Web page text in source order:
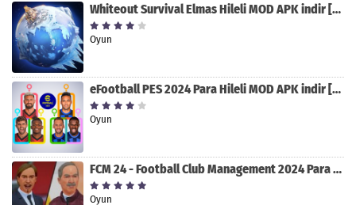
Whiteout Survival Elmas Hileli MOD APK indir [v1.13.1]
Oyun
eFootball PES 2024 Para Hileli MOD APK indir [v8.2.0]
Oyun
FCM 24 - Football Club Management 2024 Para Hileli MOD APK indir [v1.0.4]
Oyun